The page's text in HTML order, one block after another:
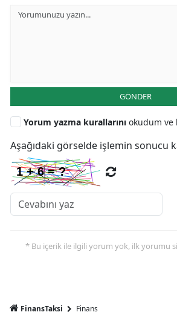
GÖNDER
Yorum yazma kurallarını okudum ve
Aşağıdaki görselde işlemin sonucu
* Bu içerik ile ilgili yorum yok, ilk yorumu
FinansTaksi Finans